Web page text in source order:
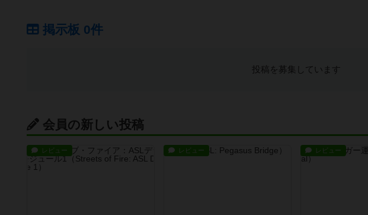
掲示板 0件
投稿を募集しています
会員の新しい投稿
レビュー レビュー レビュー